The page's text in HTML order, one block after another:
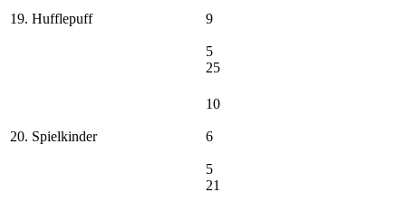
19. Hufflepuff 9
5
25
20. Spielkinder
10
6
5
21